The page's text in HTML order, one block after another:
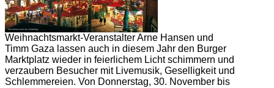
Weihnachtsmarkt-Veranstalter Arne Hansen und
Timm Gaza lassen auch in diesem Jahr den Burger
Marktplatz wieder in feierlichem Licht schimmern und
verzaubern Besucher mit Livemusik, Geselligkeit und
Schlemmereien. Von Donnerstag, 30. November bis